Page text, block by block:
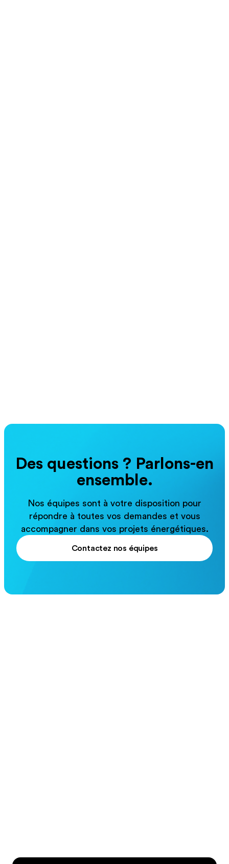
Des questions ? Parlons-en
ensemble.
Nos équipes sont à votre disposition pour
répondre à toutes vos demandes et vous
accompagner dans vos projets énergétiques.
Contactez nos équipes